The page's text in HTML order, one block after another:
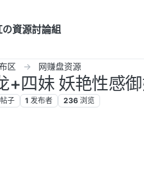
の資源討論組
区 网赚盘资源
四妹 妖艳性感
帖子 1 发布者 236 浏览